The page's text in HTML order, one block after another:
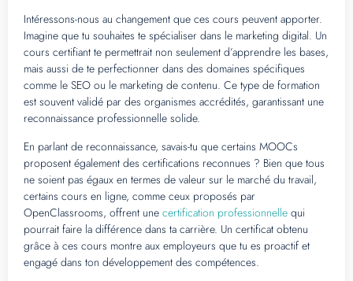
Intéressons-nous au changement que ces cours peuvent apporter.
Imagine que tu souhaites te spécialiser dans le marketing digital. Un
cours certifiant te permettrait non seulement d’apprendre les bases,
mais aussi de te perfectionner dans des domaines spécifiques
comme le SEO ou le marketing de contenu. Ce type de formation
est souvent validé par des organismes accrédités, garantissant une
reconnaissance professionnelle solide.
En parlant de reconnaissance, savais-tu que certains MOOCs
proposent également des certifications reconnues ? Bien que tous
ne soient pas égaux en termes de valeur sur le marché du travail,
certains cours en ligne, comme ceux proposés par
OpenClassrooms, offrent une certification professionnelle qui
pourrait faire la différence dans ta carrière. Un certificat obtenu
grâce à ces cours montre aux employeurs que tu es proactif et
engagé dans ton développement des compétences.